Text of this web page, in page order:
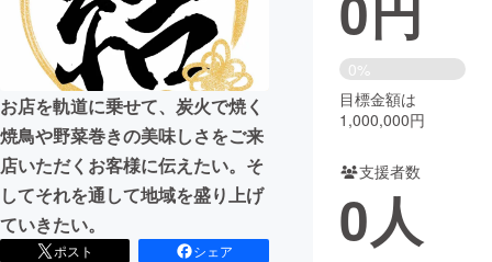
映像・映画 書籍・雑誌
ビジネス・起業 チャレンジ
まちづくり・地域活性化
CAMPFIRE for Social Good
CAMPFIRE Creation
CAMPFIREふるさと納税machi-ya コミュニティ
お店を軌道に乗せて、炭火で焼く
焼鳥や野菜巻きの美味しさをご来
店いただくお客様に伝えたい。そ
してそれを通して地域を盛り上げ
ていきたい。
ポスト
シェア
0%
目標金額は
1,000,000円
支援者数
0人